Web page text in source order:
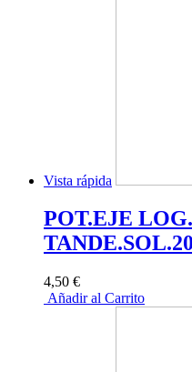
Vista rápida
POT.EJE
4,50 €
Añadir al Carrito